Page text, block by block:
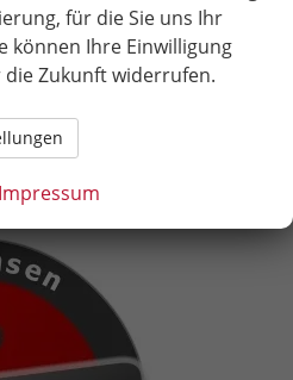
Fahrzeuge (
Anmelden
für die Sie uns Ihr
können Ihre Einwilligung
Zukunft widerrufen.
Impressum